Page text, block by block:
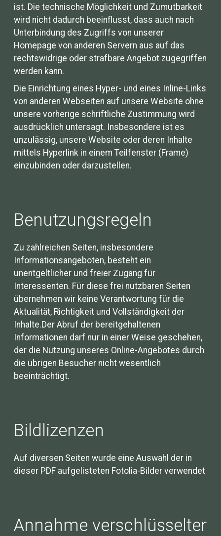
ist. Die technische Möglichkeit und Zumutbarkeit
wird nicht dadurch beeinflusst, dass auch nach
Unterbindung des Zugriffs von unserer
Homepage von anderen Servern aus auf das
rechtswidrige oder strafbare Angebot zugegriffen
werden kann.
Die Einrichtung eines Hyper- und eines Inline-Links
von anderen Webseiten auf unsere Website ohne
unsere vorherige schriftliche Zustimmung wird
ausdrücklich untersagt. Insbesondere ist es
unzulässig, unsere Website oder deren Inhalte
mittels Hyperlink in einem Teilfenster (Frame)
einzubinden oder darzustellen.
Benutzungsregeln
Zu zahlreichen Seiten, insbesondere
Informationsangeboten, besteht ein
unentgeltlicher und freier Zugang für
Interessenten. Für diese frei nutzbaren Seiten
übernehmen wir keine Verantwortung für die
Aktualität, Richtigkeit und Vollständigkeit der
Inhalte.Der Abruf der bereitgehaltenen
Informationen darf nur in einer Weise geschehen,
der die Nutzung unseres Online-Angebotes durch
die übrigen Besucher nicht wesentlich
beeinträchtigt.
Bildlizenzen
Auf diversen Seiten wurde eine Auswahl der in
dieser PDF aufgelisteten Fotolia-Bilder verwendet
Annahme verschlüsselter